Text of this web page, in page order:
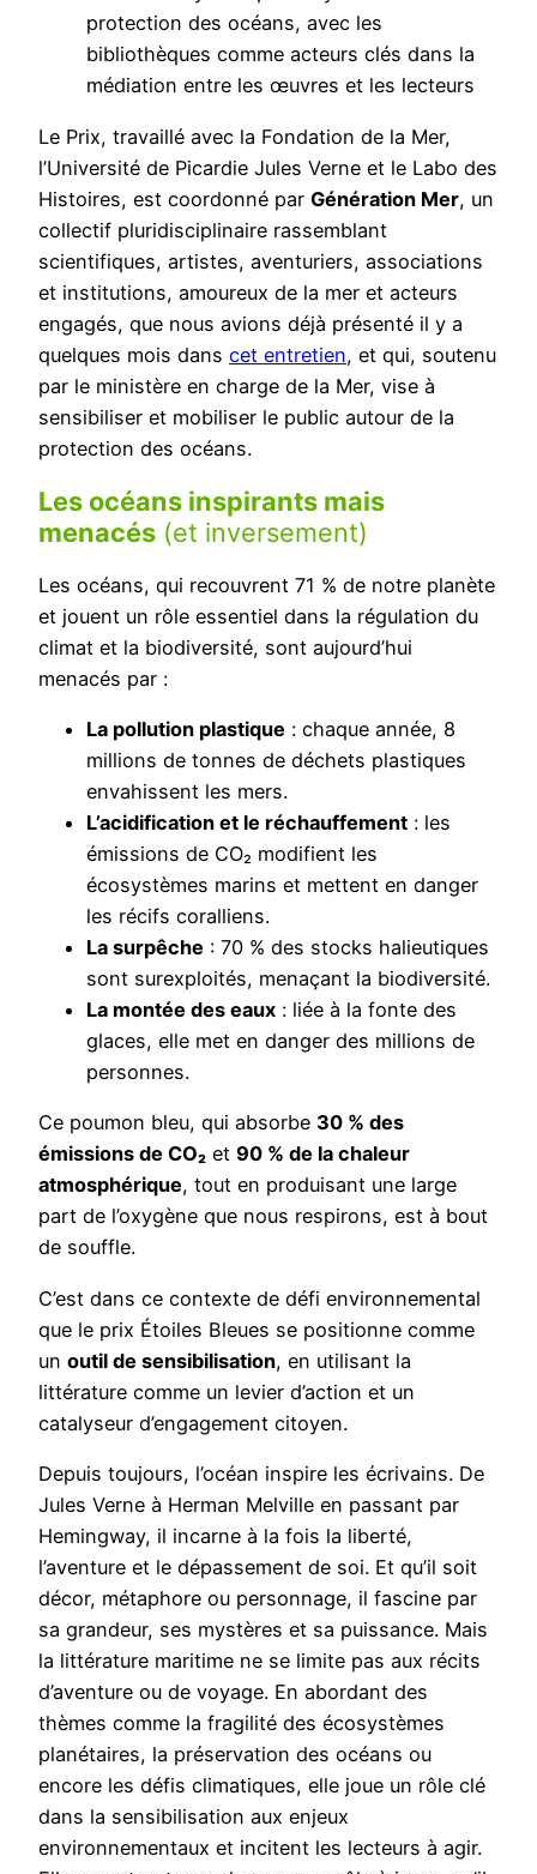
protection des océans, avec les
bibliothèques comme acteurs clés dans la
médiation entre les œuvres et les lecteurs
Le Prix, travaillé avec la Fondation de la Mer,
l’Université de Picardie Jules Verne et le Labo des
Histoires, est coordonné par Génération Mer, un
collectif pluridisciplinaire rassemblant
scientifiques, artistes, aventuriers, associations
et institutions, amoureux de la mer et acteurs
engagés, que nous avions déjà présenté il y a
quelques mois dans cet entretien, et qui, soutenu
par le ministère en charge de la Mer, vise à
sensibiliser et mobiliser le public autour de la
protection des océans.
Les océans inspirants mais
menacés (et inversement)
Les océans, qui recouvrent 71 % de notre planète
et jouent un rôle essentiel dans la régulation du
climat et la biodiversité, sont aujourd’hui
menacés par :
La pollution plastique : chaque année, 8
millions de tonnes de déchets plastiques
envahissent les mers.
L’acidification et le réchauffement : les
émissions de CO₂ modifient les
écosystèmes marins et mettent en danger
les récifs coralliens.
La surpêche : 70 % des stocks halieutiques
sont surexploités, menaçant la biodiversité.
La montée des eaux : liée à la fonte des
glaces, elle met en danger des millions de
personnes.
Ce poumon bleu, qui absorbe 30 % des
émissions de CO₂ et 90 % de la chaleur
atmosphérique, tout en produisant une large
part de l’oxygène que nous respirons, est à bout
de souffle.
C’est dans ce contexte de défi environnemental
que le prix Étoiles Bleues se positionne comme
un outil de sensibilisation, en utilisant la
littérature comme un levier d’action et un
catalyseur d’engagement citoyen.
Depuis toujours, l’océan inspire les écrivains. De
Jules Verne à Herman Melville en passant par
Hemingway, il incarne à la fois la liberté,
l’aventure et le dépassement de soi. Et qu’il soit
décor, métaphore ou personnage, il fascine par
sa grandeur, ses mystères et sa puissance. Mais
la littérature maritime ne se limite pas aux récits
d’aventure ou de voyage. En abordant des
thèmes comme la fragilité des écosystèmes
planétaires, la préservation des océans ou
encore les défis climatiques, elle joue un rôle clé
dans la sensibilisation aux enjeux
environnementaux et incitent les lecteurs à agir.